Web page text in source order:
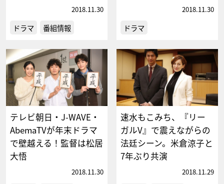
2018.11.30
ドラマ 番組情報
2018.11.30
ドラマ
テレビ朝日・J-WAVE・
AbemaTVが年末ドラマ
で壁越える！監督は松居
大悟
2018.11.30
速水もこみち、『リー
ガルV』で震えながらの
法廷シーン。米倉涼子と
7年ぶり共演
2018.11.29